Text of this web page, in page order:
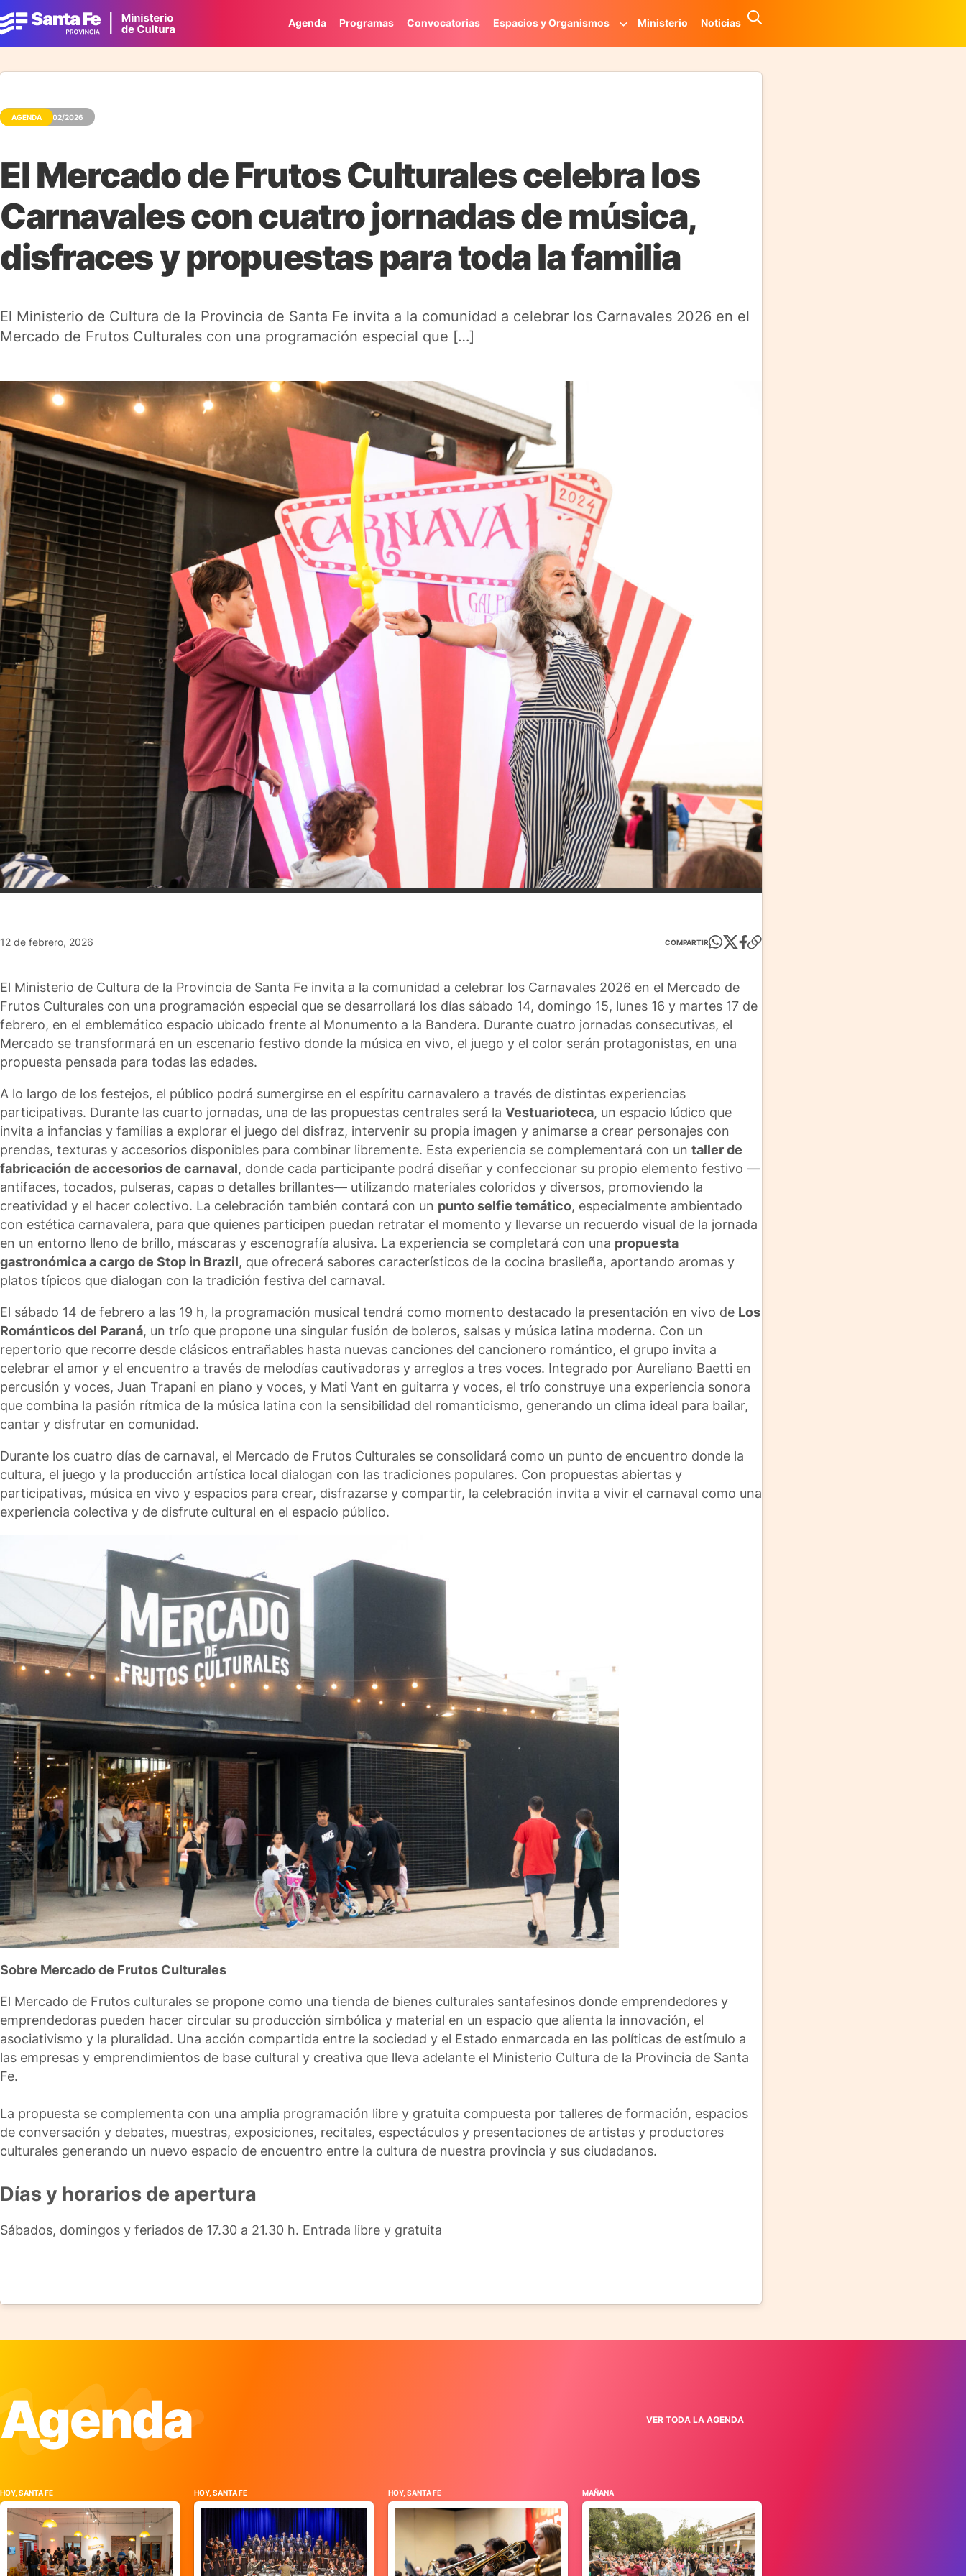
Agenda Programas Convocatorias Espacios y Organismos Ministerio Noticias
AGENDA 12/02/2026
El Mercado de Frutos Culturales celebra los
Carnavales con cuatro jornadas de música,
disfraces y propuestas para toda la familia
El Ministerio de Cultura de la Provincia de Santa Fe invita a la comunidad a celebrar los Carnavales 2026 en el
Mercado de Frutos Culturales con una programación especial que […]
12 de febrero, 2026 COMPARTIR
El Ministerio de Cultura de la Provincia de Santa Fe invita a la comunidad a celebrar los Carnavales 2026 en el Mercado de
Frutos Culturales con una programación especial que se desarrollará los días sábado 14, domingo 15, lunes 16 y martes 17 de
febrero, en el emblemático espacio ubicado frente al Monumento a la Bandera. Durante cuatro jornadas consecutivas, el
Mercado se transformará en un escenario festivo donde la música en vivo, el juego y el color serán protagonistas, en una
propuesta pensada para todas las edades.
A lo largo de los festejos, el público podrá sumergirse en el espíritu carnavalero a través de distintas experiencias
participativas. Durante las cuarto jornadas, una de las propuestas centrales será la Vestuarioteca, un espacio lúdico que
invita a infancias y familias a explorar el juego del disfraz, intervenir su propia imagen y animarse a crear personajes con
prendas, texturas y accesorios disponibles para combinar libremente. Esta experiencia se complementará con un taller de
fabricación de accesorios de carnaval, donde cada participante podrá diseñar y confeccionar su propio elemento festivo —
antifaces, tocados, pulseras, capas o detalles brillantes— utilizando materiales coloridos y diversos, promoviendo la
creatividad y el hacer colectivo. La celebración también contará con un punto selfie temático, especialmente ambientado
con estética carnavalera, para que quienes participen puedan retratar el momento y llevarse un recuerdo visual de la jornada
en un entorno lleno de brillo, máscaras y escenografía alusiva. La experiencia se completará con una propuesta
gastronómica a cargo de Stop in Brazil, que ofrecerá sabores característicos de la cocina brasileña, aportando aromas y
platos típicos que dialogan con la tradición festiva del carnaval.
El sábado 14 de febrero a las 19 h, la programación musical tendrá como momento destacado la presentación en vivo de Los
Románticos del Paraná, un trío que propone una singular fusión de boleros, salsas y música latina moderna. Con un
repertorio que recorre desde clásicos entrañables hasta nuevas canciones del cancionero romántico, el grupo invita a
celebrar el amor y el encuentro a través de melodías cautivadoras y arreglos a tres voces. Integrado por Aureliano Baetti en
percusión y voces, Juan Trapani en piano y voces, y Mati Vant en guitarra y voces, el trío construye una experiencia sonora
que combina la pasión rítmica de la música latina con la sensibilidad del romanticismo, generando un clima ideal para bailar,
cantar y disfrutar en comunidad.
Durante los cuatro días de carnaval, el Mercado de Frutos Culturales se consolidará como un punto de encuentro donde la
cultura, el juego y la producción artística local dialogan con las tradiciones populares. Con propuestas abiertas y
participativas, música en vivo y espacios para crear, disfrazarse y compartir, la celebración invita a vivir el carnaval como una
experiencia colectiva y de disfrute cultural en el espacio público.
Sobre Mercado de Frutos Culturales
El Mercado de Frutos culturales se propone como una tienda de bienes culturales santafesinos donde emprendedores y
emprendedoras pueden hacer circular su producción simbólica y material en un espacio que alienta la innovación, el
asociativismo y la pluralidad. Una acción compartida entre la sociedad y el Estado enmarcada en las políticas de estímulo a
las empresas y emprendimientos de base cultural y creativa que lleva adelante el Ministerio Cultura de la Provincia de Santa
Fe.
La propuesta se complementa con una amplia programación libre y gratuita compuesta por talleres de formación, espacios
de conversación y debates, muestras, exposiciones, recitales, espectáculos y presentaciones de artistas y productores
culturales generando un nuevo espacio de encuentro entre la cultura de nuestra provincia y sus ciudadanos.
Días y horarios de apertura
Sábados, domingos y feriados de 17.30 a 21.30 h. Entrada libre y gratuita
Agenda VER TODA LA AGENDA
HOY, SANTA FE HOY, SANTA FE HOY, SANTA FE MAÑANA